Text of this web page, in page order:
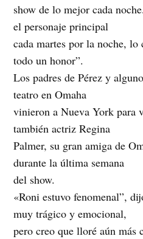
show de lo mejor cada
el personaje principal
cada martes por la noche,
todo un honor”.
Los padres de Pérez y
teatro en Omaha
vinieron a Nueva York para
también actriz Regina
Palmer, su gran amiga de
durante la última semana
del show.
«Roni estuvo fenomenal”,
muy trágico y emocional,
pero creo que lloré aún más